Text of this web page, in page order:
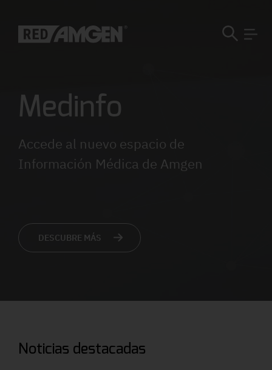
Medinfo
Accede al nuevo espacio de
Información Médica de Amgen
DESCUBRE MÁS
Noticias destacadas